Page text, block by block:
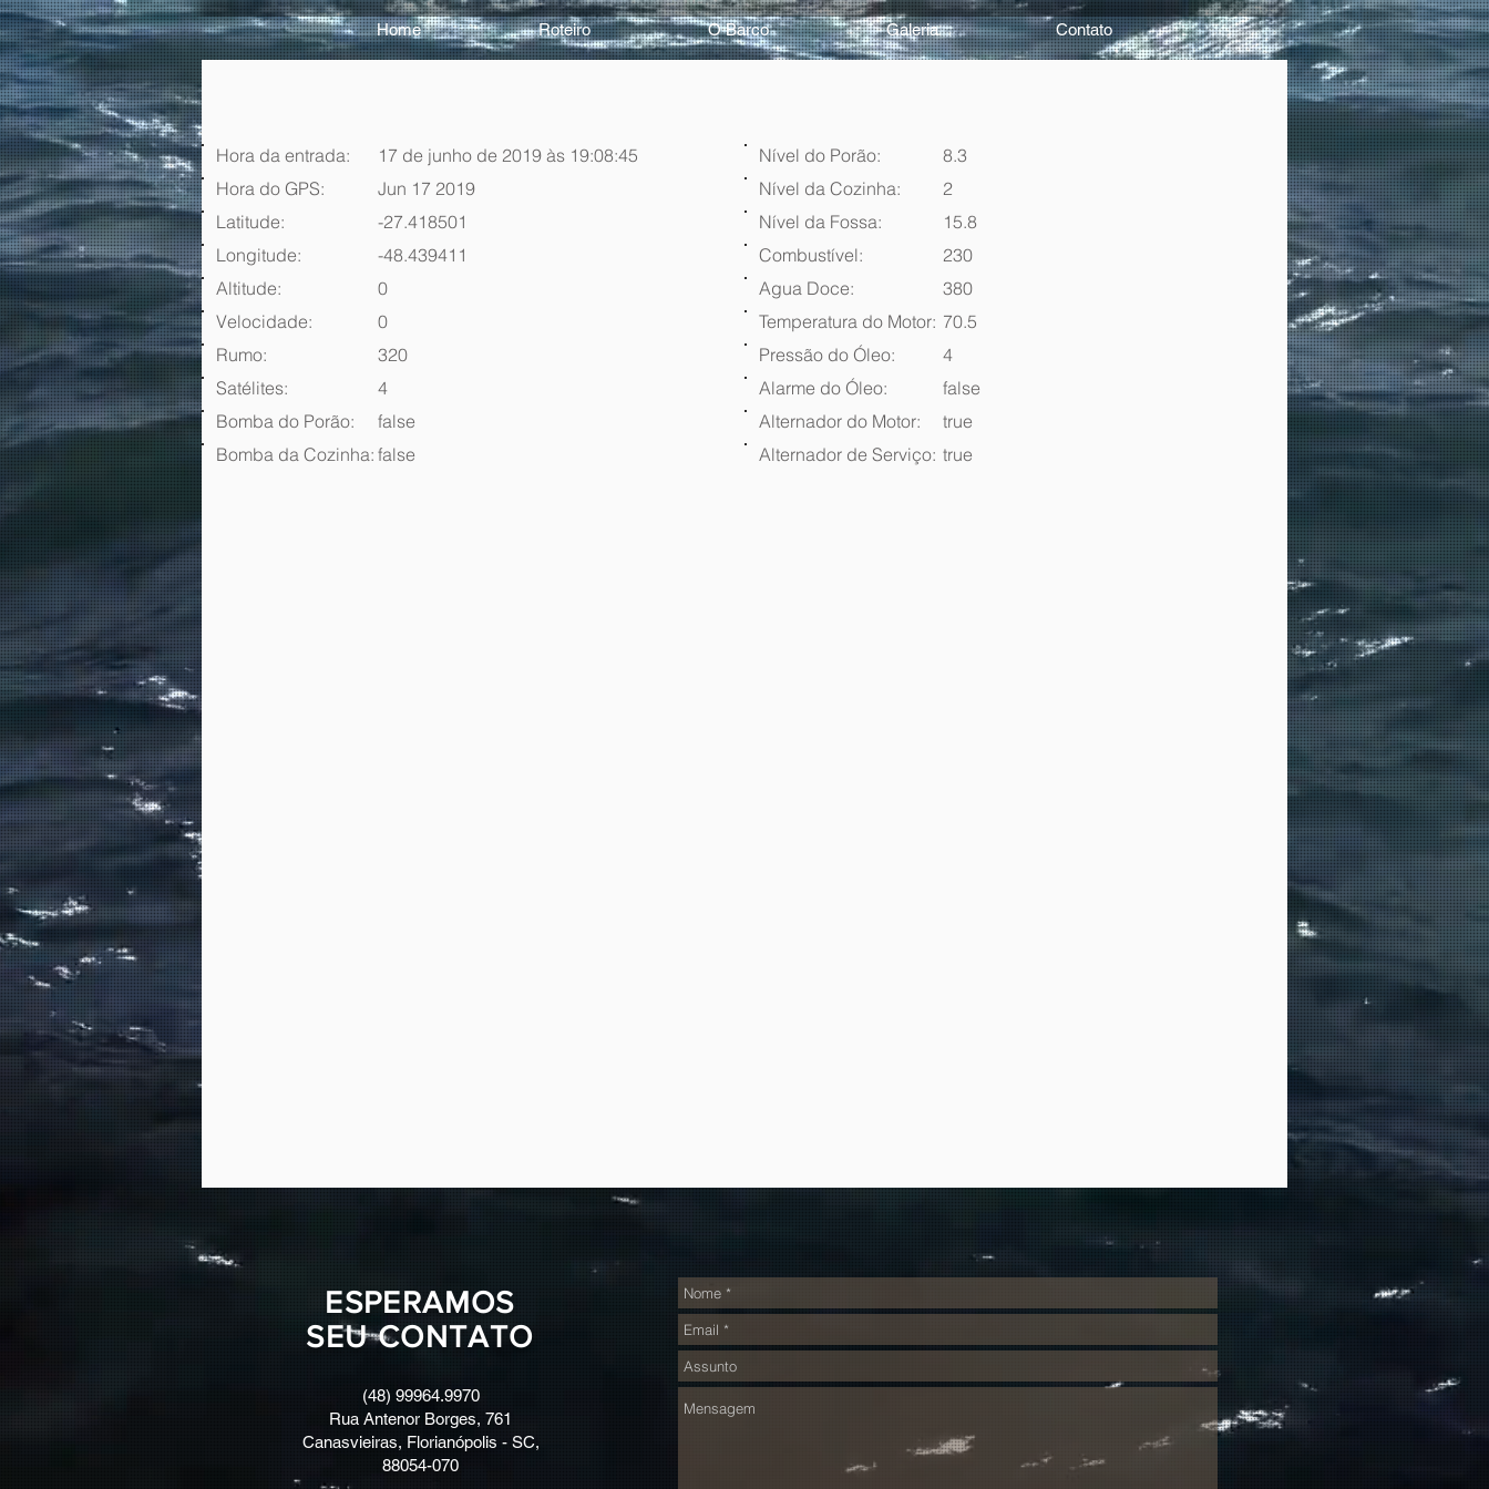
Home Roteiro O Barco Galeria Contato
Hora da entrada:
17 de junho de 2019 às 19:08:45
Hora do GPS:
Jun 17 2019
Latitude:
-27.418501
Longitude:
-48.439411
Altitude:
0
Velocidade:
0
Rumo:
320
Satélites:
4
Bomba do Porão:
false
Bomba da Cozinha: false
Nível do Porão:
8.3
Nível da Cozinha:
2
Nível da Fossa:
15.8
Combustível:
230
Agua Doce:
380
Temperatura do Motor: 70.5
Pressão do Óleo:
4
Alarme do Óleo:
false
Alternador do Motor:
true
Alternador de Serviço: true
ESPERAMOS
SEU CONTATO
(48) 99964.9970
Rua Antenor Borges, 761
Canasvieiras, Florianópolis - SC,
88054-070